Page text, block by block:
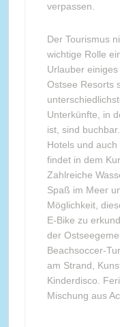
verpassen.
Der Tourismus
wichtige Rolle
Urlauber
Ostsee Resorts
Unterkünfte, in
ist, sind
Hotels und
findet in dem
Zahlreiche
Spaß im Meer
Möglichkeit,
E-Bike zu
der
Beachsoccer-
am Strand,
Kinderdisco.
Mischung aus